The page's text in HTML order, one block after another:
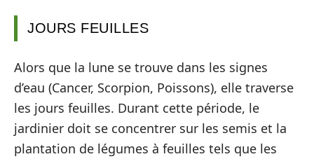
JOURS FEUILLES
Alors que la lune se trouve dans les signes
d’eau (Cancer, Scorpion, Poissons), elle traverse
les jours feuilles. Durant cette période, le
jardinier doit se concentrer sur les semis et la
plantation de légumes à feuilles tels que les